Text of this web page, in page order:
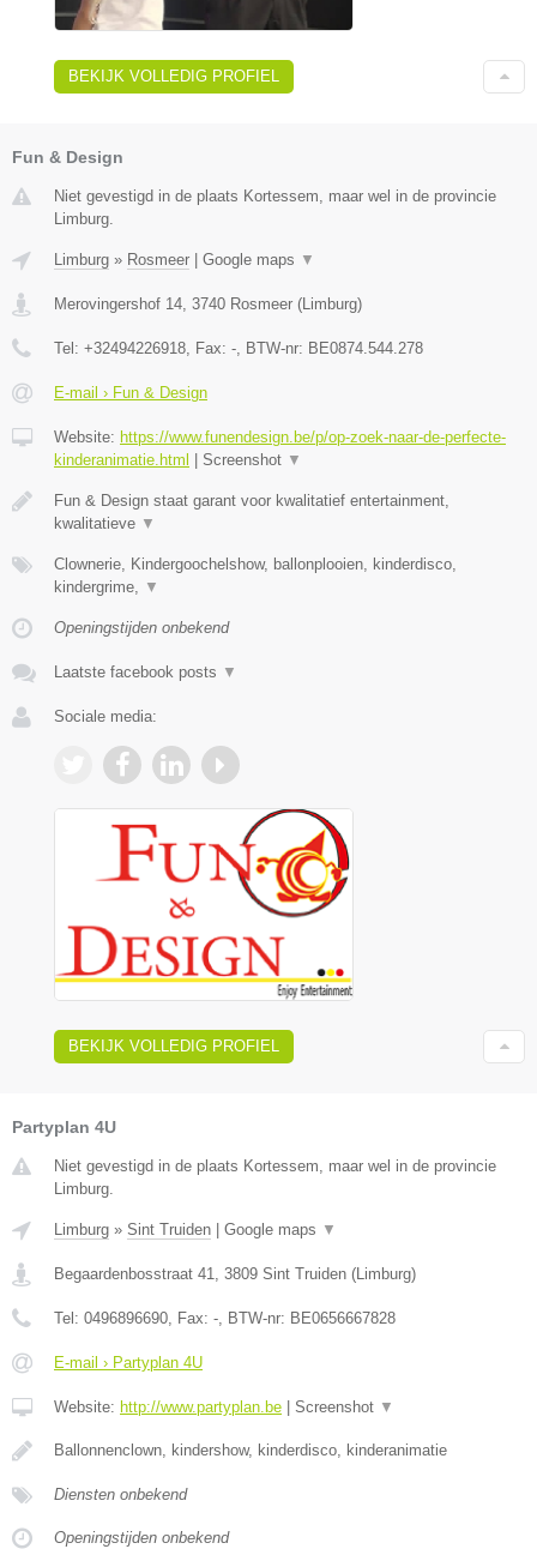
BEKIJK VOLLEDIG PROFIEL
Fun & Design
Niet gevestigd in de plaats Kortessem, maar wel in de provincie
Limburg.
Limburg » Rosmeer Google maps ▼
Merovingershof 14, 3740 Rosmeer (Limburg)
Tel: +32494226918, Fax: -, BTW-nr: BE0874.544.278
E-mail › Fun & Design
Website: https://www.funendesign.be/p/op-zoek-naar-de-perfecte-
kinderanimatie.html
Screenshot ▼
Fun & Design staat garant voor kwalitatief entertainment,
kwalitatieve ▼
Clownerie, Kindergoochelshow, ballonplooien, kinderdisco,
kindergrime, ▼
Openingstijden onbekend
Laatste facebook posts ▼
Sociale media:
BEKIJK VOLLEDIG PROFIEL
Partyplan 4U
Niet gevestigd in de plaats Kortessem, maar wel in de provincie
Limburg.
Limburg » Sint Truiden Google maps ▼
Begaardenbosstraat 41 3809 Sint Truiden ( Limburg)
Tel: 0496896690 , Fax: - , BTW-nr: BE0656667828
E-mail › Partyplan 4U
Website: http://www.partyplan.be Screenshot ▼
Ballonnenclown, kindershow, kinderdisco, kinderanimatie
Diensten onbekend
Openingstijden onbekend